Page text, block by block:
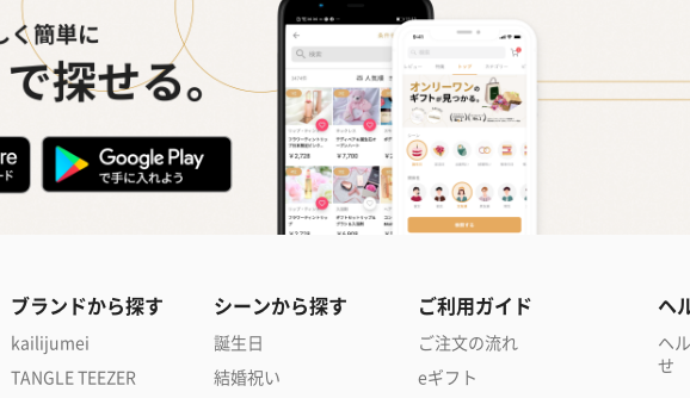
ブランドから探す
kailijumei
TANGLE TEEZER
シーンから探す
誕生日
結婚祝い
ご利用ガイド
ご注文の流れ
eギフト
ヘ
ヘ
せ